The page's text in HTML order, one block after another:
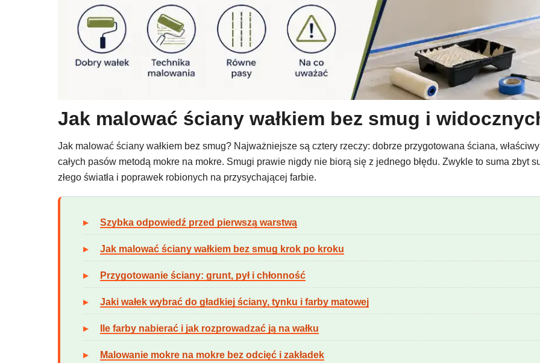
Jak malować ściany wałkiem bez smug i
Jak malować ściany wałkiem bez smug? Najważniejsze są cztery rzeczy: dobrze przygotowana ściana,
całych pasów metodą mokre na mokre. Smugi prawie nigdy nie biorą się z jednego błędu. Zwykle to suma zbyt
złego światła i poprawek robionych na przysychającej farbie.
Szybka odpowiedź przed pierwszą warstwą
Jak malować ściany wałkiem bez smug krok po kroku
Przygotowanie ściany: grunt, pył i chłonność
Jaki wałek wybrać do gładkiej ściany, tynku i farby matowej
Ile farby nabierać i jak rozprowadzać ją na wałku
Malowanie mokre na mokre bez odcięć i zakładek